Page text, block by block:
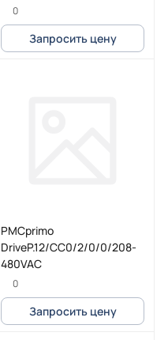
0
Запросить цену
PMCprimo
DriveP.12/CC0/2/0/0/208-
480VAC
0
Запросить цену